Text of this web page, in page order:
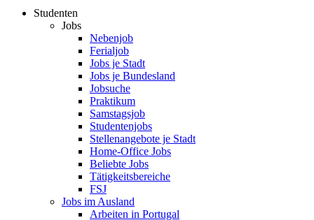
Studenten
Jobs
Nebenjob
Ferialjob
Jobs je Stadt
Jobs je Bundesland
Jobsuche
Praktikum
Samstagsjob
Studentenjobs
Stellenangebote je Stadt
Home-Office Jobs
Beliebte Jobs
Tätigkeitsbereiche
FSJ
Jobs im Ausland
Arbeiten in Portugal